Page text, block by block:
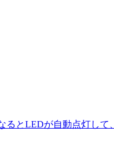
とLEDが自動点灯し